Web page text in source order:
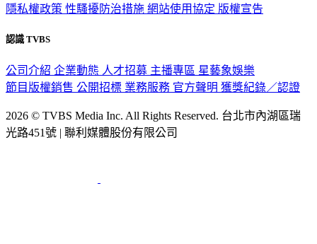
隱私權政策 性騷擾防治措施 網站使用協定 版權宣告
認識 TVBS
公司介紹 企業動態 人才招募 主播專區 星藝象娛樂
節目版權銷售 公開招標 業務服務 官方聲明 獲獎紀錄／認證
2026 © TVBS Media Inc. All Rights Reserved. 台北市內湖區瑞
光路451號 | 聯利媒體股份有限公司